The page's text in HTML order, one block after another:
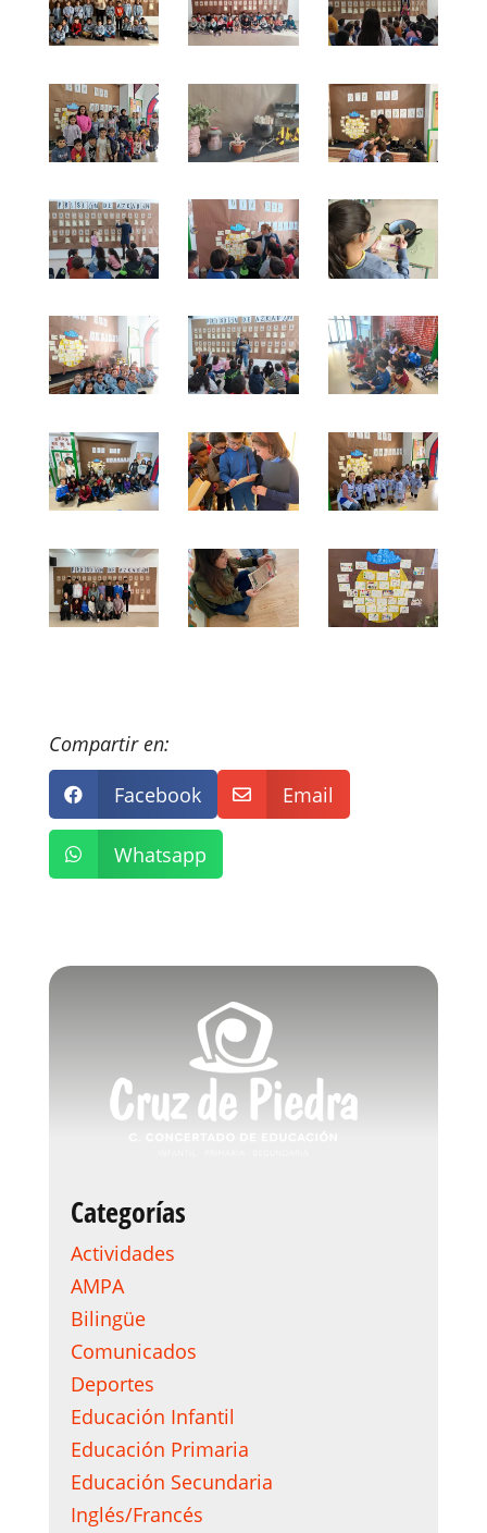
Compartir en:
 Facebook  Email
 Whatsapp
Categorías
Actividades
AMPA
Bilingüe
Comunicados
Deportes
Educación Infantil
Educación Primaria
Educación Secundaria
Inglés/Francés